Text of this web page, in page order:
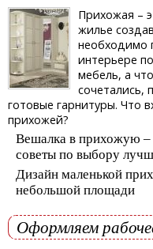
Прихожая –
жилье
необходимо
интерьере
мебель, а
сочетались,
готовые гарнитуры. Что
прихожей?
Вешалка в прихожую –
советы по выбору
Дизайн маленькой
небольшой площади
Оформляем